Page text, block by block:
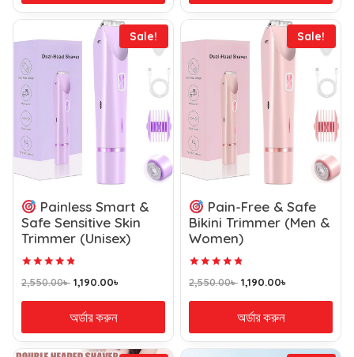
Sale!
Painless Smart &
Safe Sensitive Skin
Trimmer (Unisex)
Rated
4.89
2,550.00৳ 1,190.00৳
অর্ডার করুন
Sale!
Pain-Free & Safe
Bikini Trimmer (Men &
Women)
Rated
4.94
2,550.00৳ 1,190.00৳
অর্ডার করুন